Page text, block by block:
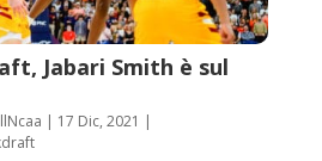
Jabari Smith è sul
| 17 Dic, 2021 |